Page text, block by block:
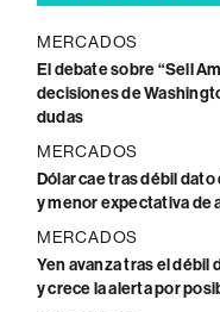
MERCADOS
El debate sobre “Sell
decisiones de
dudas
MERCADOS
Dólar cae tras débil dato
y menor expectativa de
MERCADOS
Yen avanza tras el débil
y crece la alerta por